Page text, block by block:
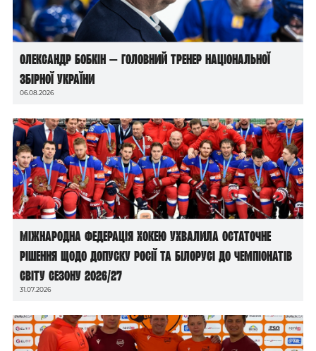
Олександр Бобкін — головний тренер національної
збірної України
06.08.2026
Міжнародна федерація хокею ухвалила остаточне
рішення щодо допуску росії та білорусі до чемпіонатів
світу сезону 2026/27
31.07.2026